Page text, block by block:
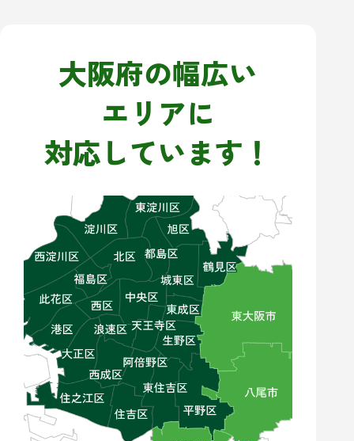
大阪府の幅広い
エリアに
対応しています！